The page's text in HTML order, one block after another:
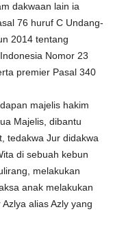
dakwaan lain ia
76 huruf C Undang-
2014 tentang
Nomor 23
premier Pasal 340
majelis hakim
Majelis, dibantu
tedakwa Jur didakwa
di sebuah kebun
melakukan
anak melakukan
alias Azly yang